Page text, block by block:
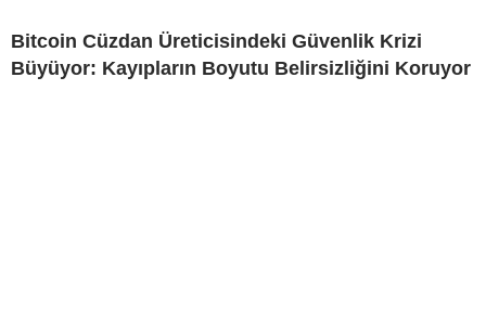
Bitcoin Cüzdan Üreticisindeki Güvenlik Krizi
Büyüyor: Kayıpların Boyutu Belirsizliğini Koruyor